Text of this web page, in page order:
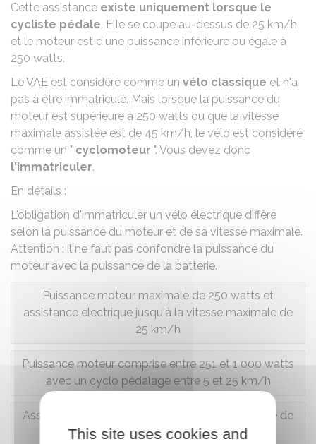
Cette assistance existe uniquement lorsque le
cycliste pédale. Elle se coupe au-dessus de 25 km/h
et le moteur est d'une puissance inférieure ou égale à
250 watts.
Le VAE est considéré comme un vélo classique et n'a
pas à être immatriculé. Mais lorsque la puissance du
moteur est supérieure à 250 watts ou que la vitesse
maximale assistée est de 45 km/h, le vélo est considéré
comme un " cyclomoteur ". Vous devez donc
l'immatriculer.
En détails :
L'obligation d'immatriculer un vélo électrique diffère
selon la puissance du moteur et de sa vitesse maximale.
Attention : il ne faut pas confondre la puissance du
moteur avec la puissance de la batterie.
Puissance moteur maximale de 250 watts et
assistance électrique jusqu'à la vitesse maximale de
25 km/h
Puissance moteur comprise entre 251 et 1 000 watts
avec un cyclo pédalage entre 5 et 25 km/h
Assistance électrique jusqu'à la vitesse maximale de
45 km/h
This site uses cookies and